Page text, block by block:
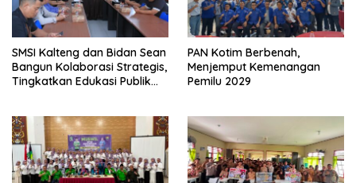
SMSI Kalteng dan Bidan Sean
Bangun Kolaborasi Strategis,
Tingkatkan Edukasi Publik
PAN Kotim Berbenah,
Menjemput Kemenangan
Pemilu 2029